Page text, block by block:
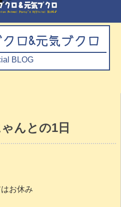
ロ&元気ブクロ
BLOG
んとの1日
お休み